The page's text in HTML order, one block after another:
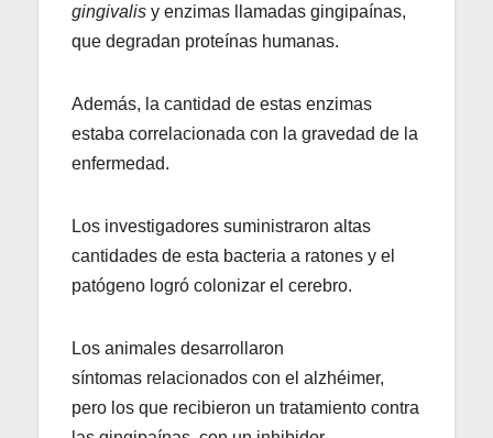
gingivalis y enzimas llamadas gingipaínas,
que degradan proteínas humanas.
Además, la cantidad de estas enzimas
estaba correlacionada con la gravedad de la
enfermedad.
Los investigadores suministraron altas
cantidades de esta bacteria a ratones y el
patógeno logró colonizar el cerebro.
Los animales desarrollaron
síntomas relacionados con el alzhéimer,
pero los que recibieron un tratamiento contra